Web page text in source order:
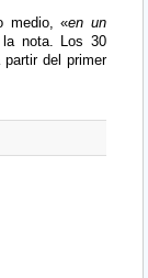
medio, «en un
la nota. Los 30
del primer